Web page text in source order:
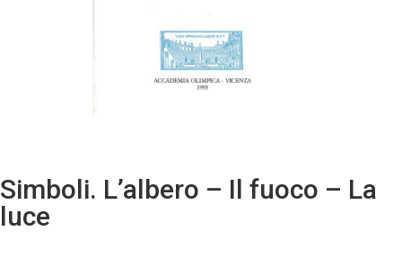
Simboli. L’albero – Il fuoco – La
luce